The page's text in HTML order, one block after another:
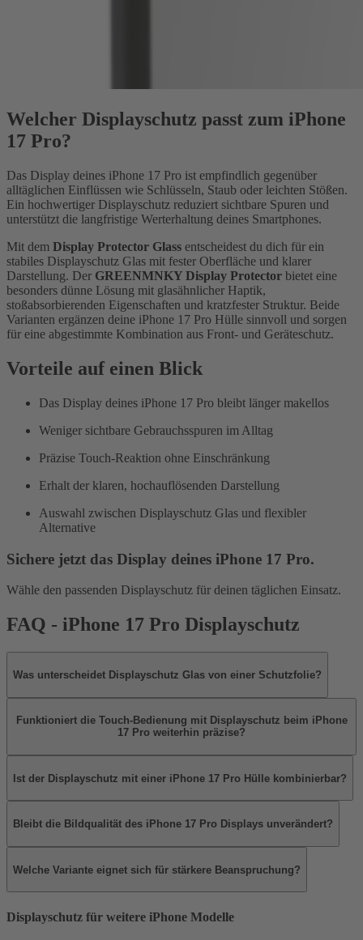
Welcher Displayschutz passt zum iPhone
17 Pro?
Das Display deines iPhone 17 Pro ist empfindlich gegenüber
alltäglichen Einflüssen wie Schlüsseln, Staub oder leichten Stößen.
Ein hochwertiger Displayschutz reduziert sichtbare Spuren und
unterstützt die langfristige Werterhaltung deines Smartphones.
Mit dem Display Protector Glass entscheidest du dich für ein
stabiles Displayschutz Glas mit fester Oberfläche und klarer
Darstellung. Der GREENMNKY Display Protector bietet eine
besonders dünne Lösung mit glasähnlicher Haptik,
stoßabsorbierenden Eigenschaften und kratzfester Struktur. Beide
Varianten ergänzen deine iPhone 17 Pro Hülle sinnvoll und sorgen
für eine abgestimmte Kombination aus Front- und Geräteschutz.
Vorteile auf einen Blick
Das Display deines iPhone 17 Pro bleibt länger makellos
Weniger sichtbare Gebrauchsspuren im Alltag
Präzise Touch-Reaktion ohne Einschränkung
Erhalt der klaren, hochauflösenden Darstellung
Auswahl zwischen Displayschutz Glas und flexibler
Alternative
Sichere jetzt das Display deines iPhone 17 Pro.
Wähle den passenden Displayschutz für deinen täglichen Einsatz.
FAQ - iPhone 17 Pro Displayschutz
Was unterscheidet Displayschutz Glas von einer Schutzfolie?
Funktioniert die Touch-Bedienung mit Displayschutz beim iPhone
17 Pro weiterhin präzise?
Ist der Displayschutz mit einer iPhone 17 Pro Hülle kombinierbar?
Bleibt die Bildqualität des iPhone 17 Pro Displays unverändert?
Welche Variante eignet sich für stärkere Beanspruchung?
Displayschutz für weitere iPhone Modelle